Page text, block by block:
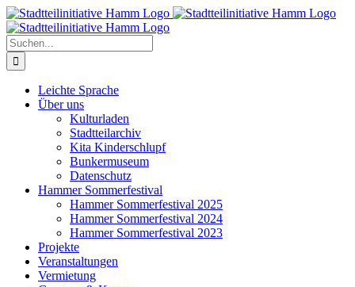
Zum
Inhalt
springen
Suche
nach:
Leichte Sprache
Über uns
Kulturladen
Stadtteilarchiv
Kita Kinderschlupf
Bunkermuseum
Datenschutz
Hammer Sommerfestival
Hammer Sommerfestival 2025
Hammer Sommerfestival 2024
Hammer Sommerfestival 2023
Projekte
Veranstaltungen
Vermietung